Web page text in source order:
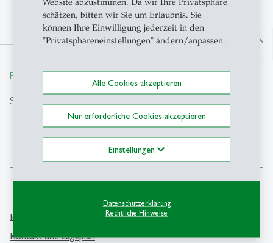
schätzen, bitten wir Sie um Erlaubnis. Sie
können Ihre Einwilligung jederzeit in den
"Privatsphäreneinstellungen" ändern/anpassen.
Alle Cookies akzeptieren
Nur erforderliche Cookies akzeptieren
Einstellungen
Datenschutzerklärung
Rechtliche Hinweise
north
From insight to impact.
Suche
Info Desk
Kontakt und Lageplan
Kontakt